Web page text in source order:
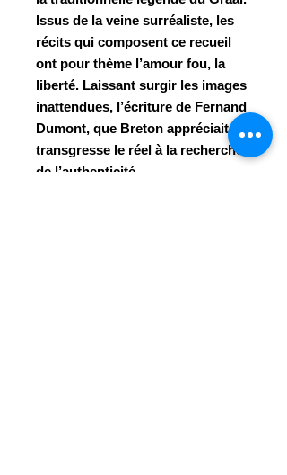
Issus de la veine surréaliste, les
récits qui composent ce recueil
ont pour thème l’amour fou, la
liberté. Laissant surgir les images
inattendues, l’écriture de Fernand
Dumont, que Breton appréciait,
transgresse le réel à la recherche
de l’authenticité.